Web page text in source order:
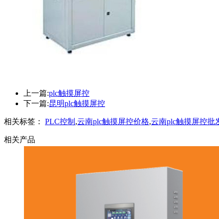
上一篇:plc触摸屏控
下一篇:昆明plc触摸屏控
相关标签： PLC控制 ,云南plc触摸屏控价格,云南plc触摸屏控批
相关产品